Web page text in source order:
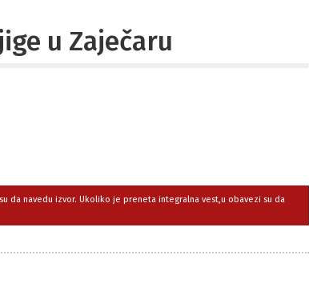
u Zaječaru
da navedu izvor. Ukoliko je preneta integralna vest,u obavezi su da